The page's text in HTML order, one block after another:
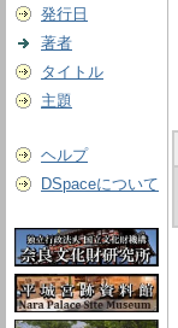
発行日
著者
タイトル
主題
ヘルプ
DSpaceについて